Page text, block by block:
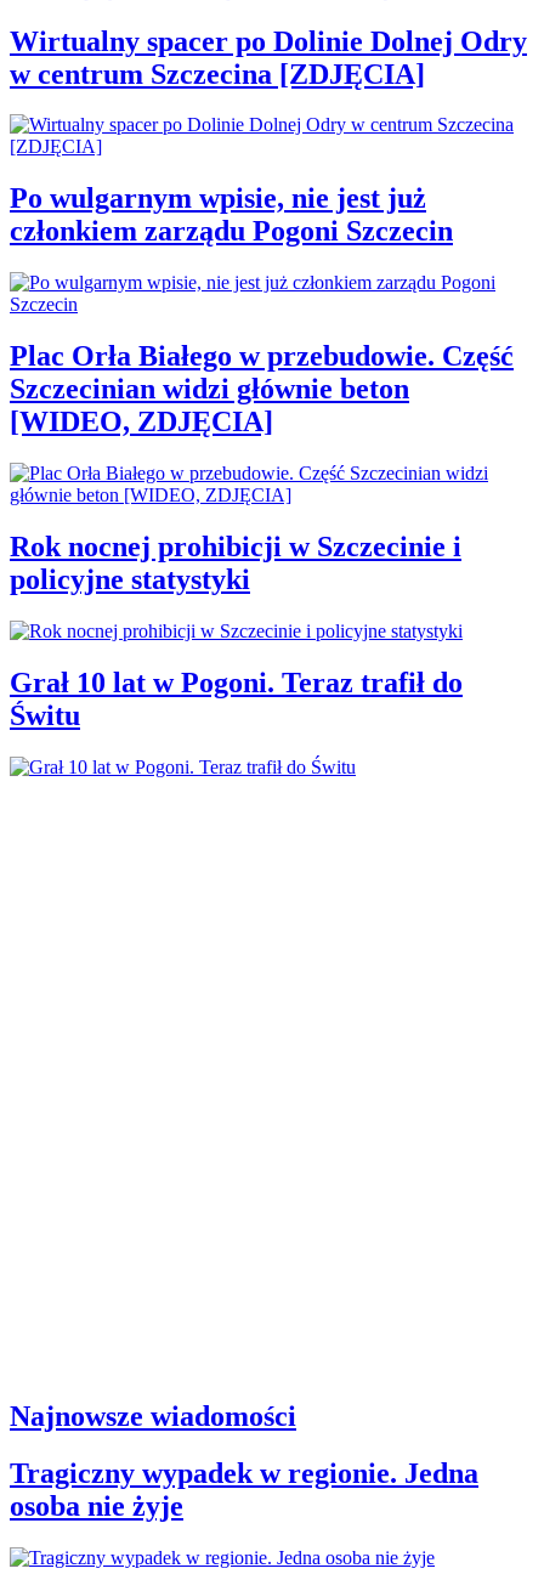
Wirtualny spacer po Dolinie Dolnej Odry
w centrum Szczecina [ZDJĘCIA]
Po wulgarnym wpisie, nie jest już
członkiem zarządu Pogoni Szczecin
Plac Orła Białego w przebudowie. Część
Szczecinian widzi głównie beton
[WIDEO, ZDJĘCIA]
Rok nocnej prohibicji w Szczecinie i
policyjne statystyki
Grał 10 lat w Pogoni. Teraz trafił do
Świtu
Najnowsze wiadomości
Tragiczny wypadek w regionie. Jedna
osoba nie żyje